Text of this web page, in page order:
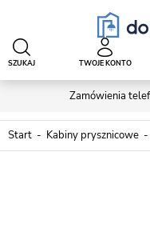
Zamówienia
SZUKAJ TWOJE KONTO
Start Kabiny prysznicowe